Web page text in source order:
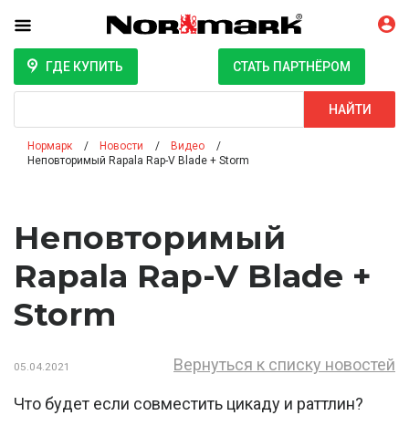
ГДЕ КУПИТЬ СТАТЬ ПАРТНЁРОМ
НАЙТИ
Нормарк Новости
Видео
Неповторимый Rapala Rap-V Blade + Storm
Неповторимый
Rapala Rap-V Blade +
Storm
05.04.2021 Вернуться к списку новостей
Что будет если совместить цикаду и раттлин?